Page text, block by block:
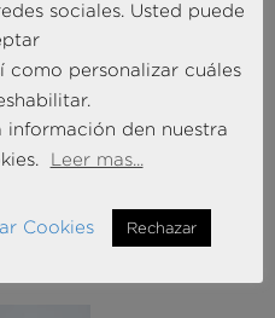
ACTUALIDAD
sociales. Usted puede
como personalizar cuáles
den nuestra
Leer mas...
Cookies Rechazar